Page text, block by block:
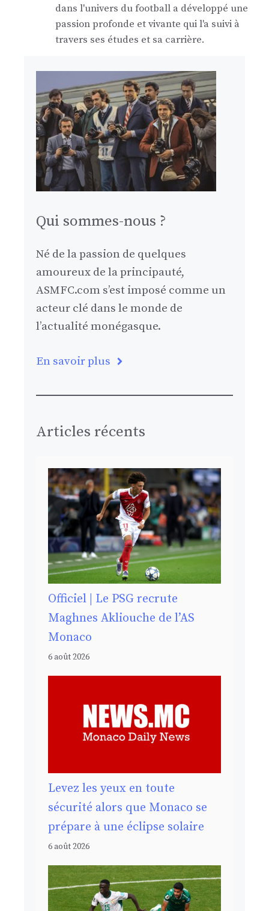
dans l'univers du football a développé une
passion profonde et vivante qui l'a suivi à
travers ses études et sa carrière.
Qui sommes-nous ?
Né de la passion de quelques
amoureux de la principauté,
ASMFC.com s’est imposé comme un
acteur clé dans le monde de
l’actualité monégasque.
En savoir plus
Articles récents
Officiel | Le PSG recrute
Maghnes Akliouche de l’AS
Monaco
6 août 2026
Levez les yeux en toute
sécurité alors que Monaco se
prépare à une éclipse solaire
6 août 2026